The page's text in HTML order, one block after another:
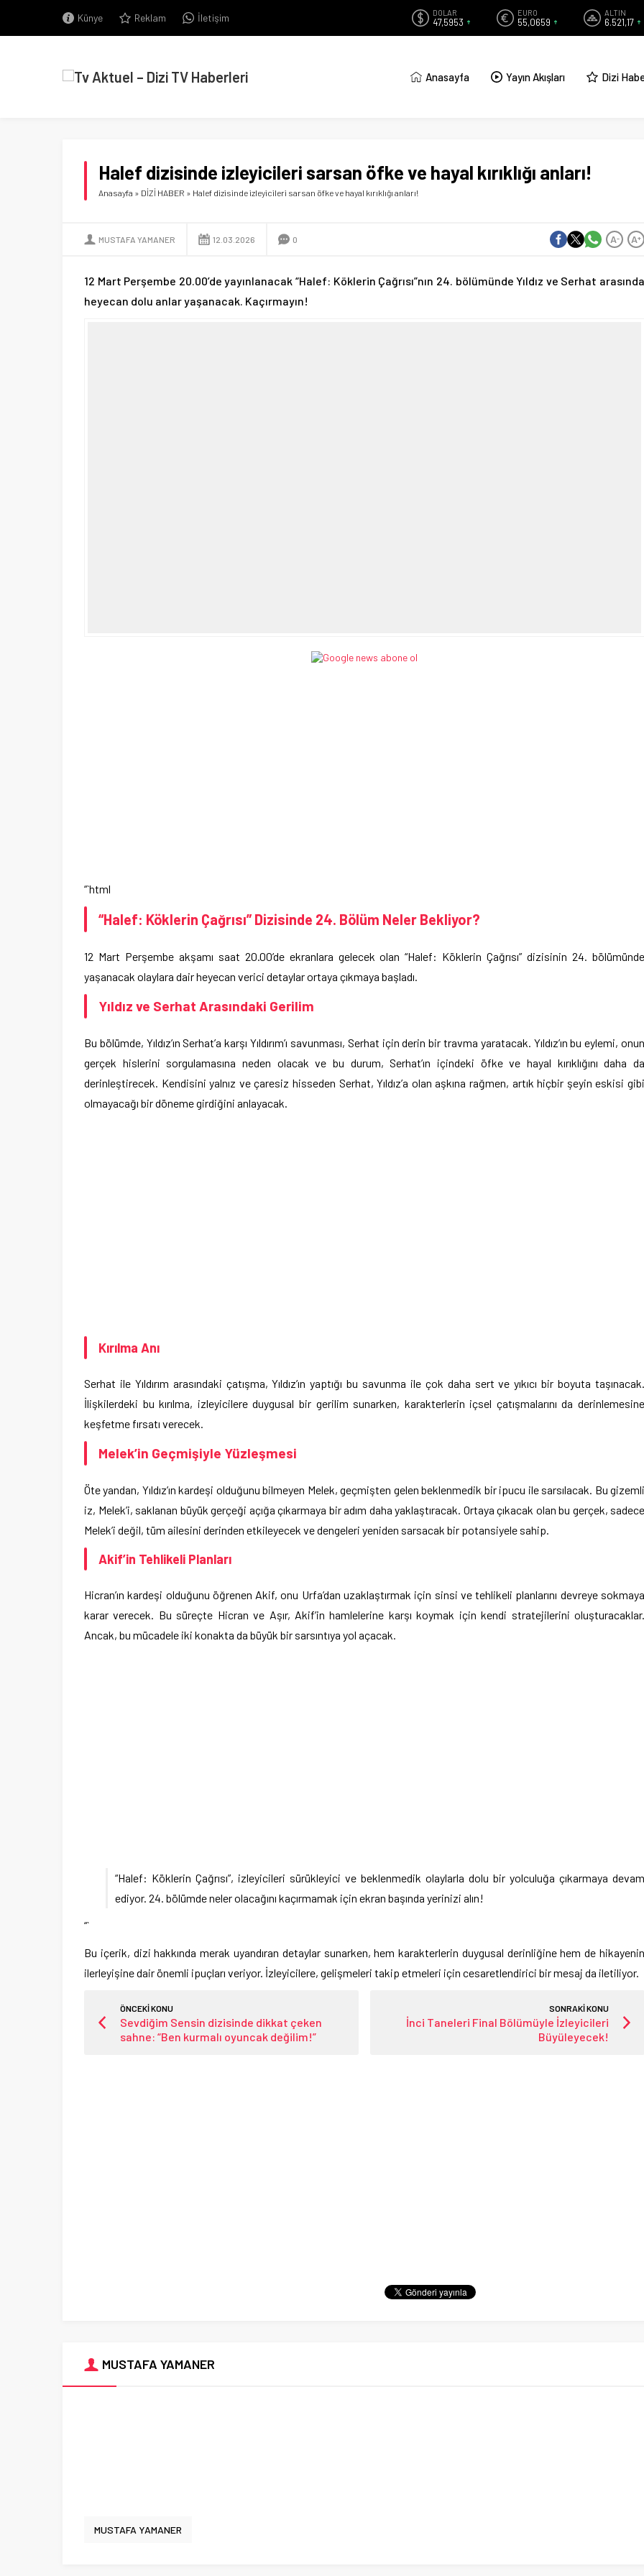
Künye Reklam İletişim DOLAR
47,5953
EURO
55,0659
ALTIN
6.521,17
Anasayfa Yayın Akışları Dizi
Halef dizisinde izleyicileri sarsan öfke ve hayal kırıklığı anları!
Anasayfa » DİZİ HABER » Halef dizisinde izleyicileri sarsan öfke ve hayal kırıklığı anları!
MUSTAFA YAMANER 12.03.2026 0 A+
A-
12 Mart Perşembe 20.00’de yayınlanacak “Halef: Köklerin Çağrısı”nın 24. bölümünde Yıldız ve Serhat arasında
heyecan dolu anlar yaşanacak. Kaçırmayın!
“`html
“Halef: Köklerin Çağrısı” Dizisinde 24. Bölüm Neler Bekliyor?
12 Mart Perşembe akşamı saat 20.00’de ekranlara gelecek olan “Halef: Köklerin Çağrısı” dizisinin 24. bölümünde
yaşanacak olaylara dair heyecan verici detaylar ortaya çıkmaya başladı.
Yıldız ve Serhat Arasındaki Gerilim
Bu bölümde, Yıldız’ın Serhat’a karşı Yıldırım’ı savunması, Serhat için derin bir travma yaratacak. Yıldız’ın bu eylemi, onun
gerçek hislerini sorgulamasına neden olacak ve bu durum, Serhat’ın içindeki öfke ve hayal kırıklığını daha da
derinleştirecek. Kendisini yalnız ve çaresiz hisseden Serhat, Yıldız’a olan aşkına rağmen, artık hiçbir şeyin eskisi gibi
olmayacağı bir döneme girdiğini anlayacak.
Kırılma Anı
Serhat ile Yıldırım arasındaki çatışma, Yıldız’ın yaptığı bu savunma ile çok daha sert ve yıkıcı bir boyuta taşınacak.
İlişkilerdeki bu kırılma, izleyicilere duygusal bir gerilim sunarken, karakterlerin içsel çatışmalarını da derinlemesine
keşfetme fırsatı verecek.
Melek’in Geçmişiyle Yüzleşmesi
Öte yandan, Yıldız’ın kardeşi olduğunu bilmeyen Melek, geçmişten gelen beklenmedik bir ipucu ile sarsılacak. Bu gizemli
iz, Melek’i, saklanan büyük gerçeği açığa çıkarmaya bir adım daha yaklaştıracak. Ortaya çıkacak olan bu gerçek, sadece
Melek’i değil, tüm ailesini derinden etkileyecek ve dengeleri yeniden sarsacak bir potansiyele sahip.
Akif’in Tehlikeli Planları
Hicran’ın kardeşi olduğunu öğrenen Akif, onu Urfa’dan uzaklaştırmak için sinsi ve tehlikeli planlarını devreye sokmaya
karar verecek. Bu süreçte Hicran ve Aşır, Akif’in hamlelerine karşı koymak için kendi stratejilerini oluşturacaklar.
Ancak, bu mücadele iki konakta da büyük bir sarsıntıya yol açacak.
“Halef: Köklerin Çağrısı”, izleyicileri sürükleyici ve beklenmedik olaylarla dolu bir yolculuğa çıkarmaya devam
ediyor. 24. bölümde neler olacağını kaçırmamak için ekran başında yerinizi alın!
“`
Bu içerik, dizi hakkında merak uyandıran detaylar sunarken, hem karakterlerin duygusal derinliğine hem de hikayenin
ilerleyişine dair önemli ipuçları veriyor. İzleyicilere, gelişmeleri takip etmeleri için cesaretlendirici bir mesaj da iletiliyor.
ÖNCEKİ KONU
Sevdiğim Sensin dizisinde dikkat çeken
sahne: “Ben kurmalı oyuncak değilim!”
SONRAKİ KONU
İnci Taneleri Final Bölümüyle İzleyicileri
Büyüleyecek!
MUSTAFA YAMANER
MUSTAFA YAMANER